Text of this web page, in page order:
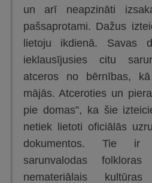
un arī neapzināti
pašsaprotami. Dažus
lietoju ikdienā. Savas
ieklausījusies citu
atceros no bērnības,
mājās. Atceroties un
pie domas”, ka šie
netiek lietoti oficiālās
dokumentos. Tie ir
sarunvalodas
nemateriālais